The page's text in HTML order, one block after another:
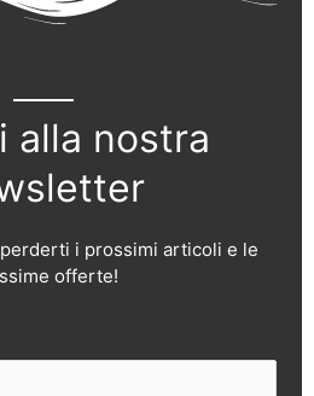
alla nostra
i prossimi articoli e le
offerte!